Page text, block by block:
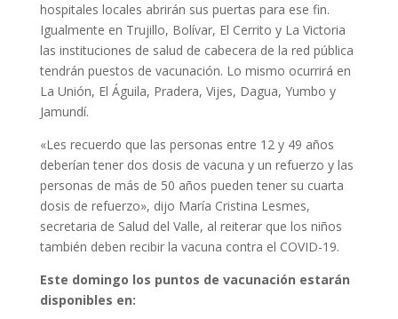
hospitales locales abrirán sus puertas para ese fin.
Igualmente en Trujillo, Bolívar, El Cerrito y La Victoria
las instituciones de salud de cabecera de la red pública
tendrán puestos de vacunación. Lo mismo ocurrirá en
La Unión, El Águila, Pradera, Vijes, Dagua, Yumbo y
Jamundí.
«Les recuerdo que las personas entre 12 y 49 años
deberían tener dos dosis de vacuna y un refuerzo y las
personas de más de 50 años pueden tener su cuarta
dosis de refuerzo», dijo María Cristina Lesmes,
secretaria de Salud del Valle, al reiterar que los niños
también deben recibir la vacuna contra el COVID-19.
Este domingo los puntos de vacunación estarán
disponibles en: